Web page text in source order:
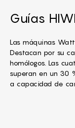
Guías
Las máquinas
Destacan por su
homólogos. Las
superan en un 30
a capacidad de